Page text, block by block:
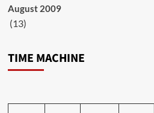
August 2009
(13)
TIME MACHINE